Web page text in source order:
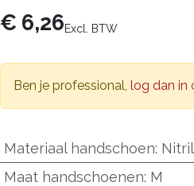
€ 6,26Excl. BTW
Ben je professional, log dan in
Materiaal handschoen: Nitril
Maat handschoenen: M